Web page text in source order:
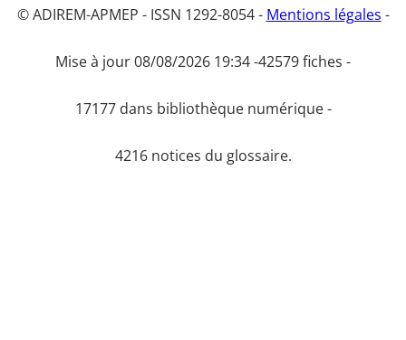
© ADIREM-APMEP - ISSN 1292-8054 - Mentions légales -
Mise à jour 08/08/2026 19:34 -42579 fiches -
17177 dans bibliothèque numérique -
4216 notices du glossaire.